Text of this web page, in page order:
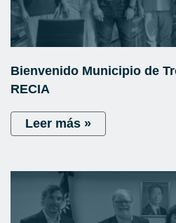
Bienvenido Municipio de
RECIA
Leer más »